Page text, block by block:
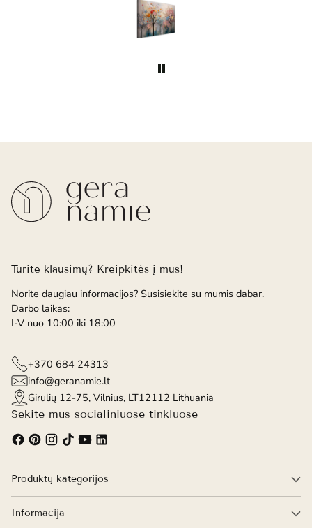
Turite klausimų? Kreipkitės į mus!
Norite daugiau informacijos? Susisiekite su mumis dabar.
Darbo laikas:
I-V nuo 10:00 iki 18:00
+370 684 24313
info@geranamie.lt
Girulių 12-75, Vilnius, LT12112 Lithuania
Sekite mus socialiniuose tinkluose
Produktų kategorijos
Informacija